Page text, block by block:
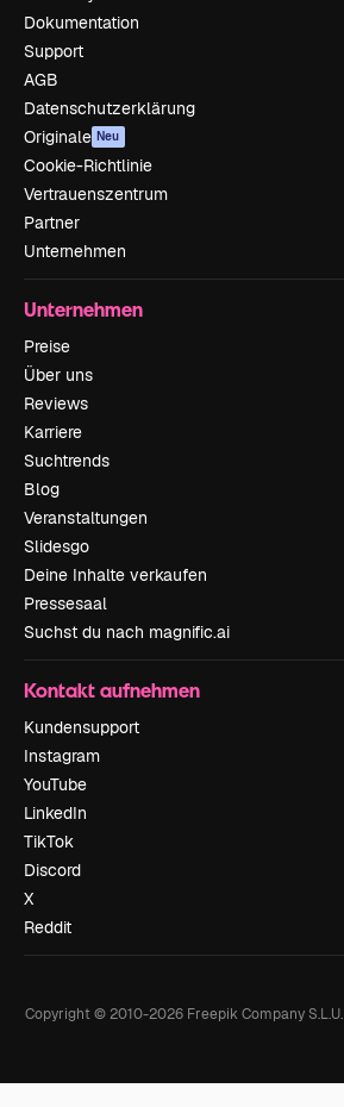
Dokumentation
Support
AGB
Datenschutzerklärung
Originale Neu
Cookie-Richtlinie
Vertrauenszentrum
Partner
Unternehmen
Unternehmen
Preise
Über uns
Reviews
Karriere
Suchtrends
Blog
Veranstaltungen
Slidesgo
Deine Inhalte verkaufen
Pressesaal
Suchst du nach magnific.ai
Kontakt aufnehmen
Kundensupport
Instagram
YouTube
LinkedIn
TikTok
Discord
X
Reddit
Copyright © 2010-2026Freepik Company S.L.U.